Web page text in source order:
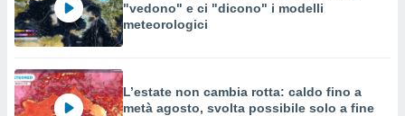
"vedono" e ci "dicono" i modelli
meteorologici
L’estate non cambia rotta: caldo fino a
metà agosto, svolta possibile solo a fine